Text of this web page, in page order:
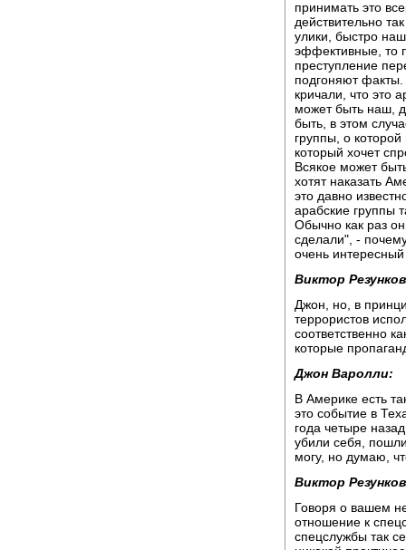
принимать это
действительно
улики, быстро
эффективные, то
преступление
подгоняют
кричали, что это
может быть наш,
быть, в этом
группы, о
который хочет
Всякое может
хотят наказать
это давно
арабские группы
Обычно как раз
сделали", -
очень
Виктор
Джон, но, в
террористов
соответственно
которые
Джон Варолли:
В Америке есть
это событие в
года четыре
убили себя,
могу, но думаю,
Виктор
Говоря о вашем
отношение к
спецслужбы так